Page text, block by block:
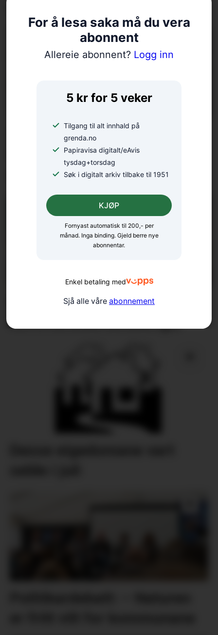
For å lesa saka må du vera
abonnent
Allereie abonnent? Logg inn
5 kr for 5 veker
Tilgang til alt innhald på
grenda.no
Papiravisa digitalt/eAvis
tysdag+torsdag
Søk i digitalt arkiv tilbake til 1951
Fornyast automatisk til 200,- per
månad. Inga binding. Gjeld berre nye
abonnentar.
KJØP
Enkel betaling med
Sjå alle våre abonnement
Styreendring i Rosendal
Utvikling: – Skal
oppsummera sesongen
Går imot
kommunesamanslåingar